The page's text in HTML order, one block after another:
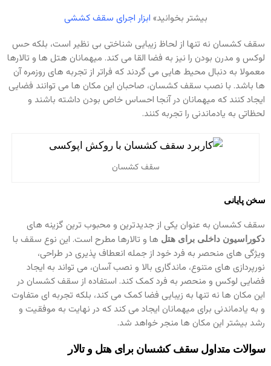
بیشتر بخوانید» ابزار اجرای سقف کششی
سقف کشسان نه تنها از لحاظ زیبایی‌ شناختی بی‌ نظیر است، بلکه حس
لوکس و مدرن بودن را نیز به فضا القا می‌ کند. میهمانان هتل‌ ها و تالارها
معمولا به دنبال محیط‌ هایی می گردند که فراتر از تجربه‌ های روزمره آن‌
ها باشد. با نصب سقف کشسان، صاحبان این مکان‌ ها می‌ توانند فضایی
ایجاد کنند که میهمانان در آنجا احساس خاص بودن داشته باشند و
لحظاتی به یادماندنی را تجربه کنند.
سقف کشسان
سخن پایانی
سقف کشسان به عنوان یکی از جدیدترین و محبوب‌ ترین گزینه‌ های
دکوراسیون داخلی برای هتل‌ ها و تالارها مطرح است. این نوع سقف با
ویژگی‌ های منحصر به فرد خود از جمله انعطاف‌ پذیری در طراحی،
نورپردازی‌ های متنوع، ماندگاری بالا و نصب آسان، می‌ تواند به ایجاد
فضایی لوکس و منحصر به فرد کمک کند. استفاده از سقف کشسان در
این مکان‌ ها نه تنها به زیبایی فضا کمک می‌ کند، بلکه تجربه‌ ای متفاوت
و به یادماندنی برای میهمانان ایجاد می‌ کند که در نهایت به موفقیت و
رشد بیشتر این مکان‌ ها منجر خواهد شد.
سوالات متداول سقف کشسان برای هتل و تالار